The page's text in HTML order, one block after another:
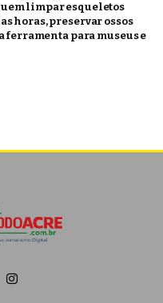
limpar esqueletos
horas, preservar ossos
ferramenta para museus e
Instagram